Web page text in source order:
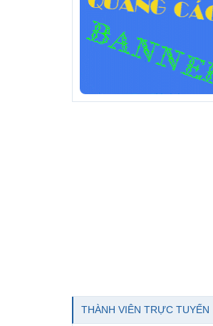
THÀNH VIÊN TRỰC TUYẾN